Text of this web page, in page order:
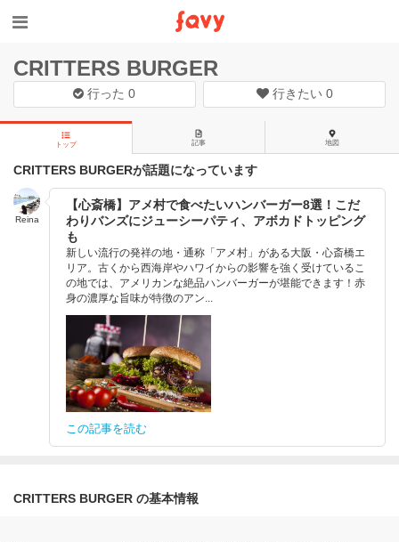
CRITTERS BURGER
行った0 行きたい 0
トップ 記事 地図
CRITTERS BURGERが話題になっています
Reina
【心斎橋】アメ村で食べたいハンバーガー8選！こだ
わりバンズにジューシーパティ、アボカドトッピング
も
新しい流行の発祥の地・通称「アメ村」がある大阪・心斎橋エ
リア。古くから西海岸やハワイからの影響を強く受けているこ
の地では、アメリカンな絶品ハンバーガーが堪能できます！赤
身の濃厚な旨味が特徴のアン...
この記事を読む
CRITTERS BURGER の基本情報